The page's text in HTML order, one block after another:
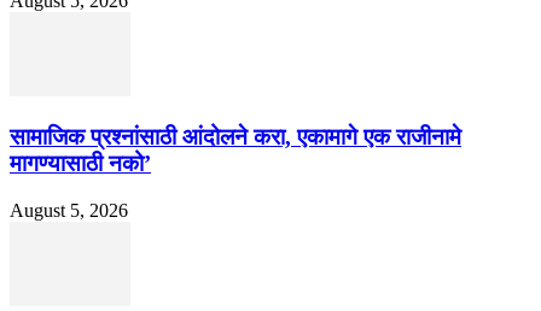
सामाजिक प्रश्नांसाठी आंदोलने करा, एकामागे एक राजीनामे
मागण्यासाठी नको’
August 5, 2026